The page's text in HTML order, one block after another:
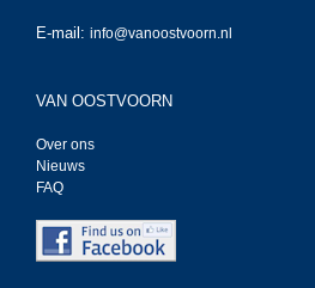
E-mail: info@vanoostvoorn.nl
VAN OOSTVOORN
Over ons
Nieuws
FAQ